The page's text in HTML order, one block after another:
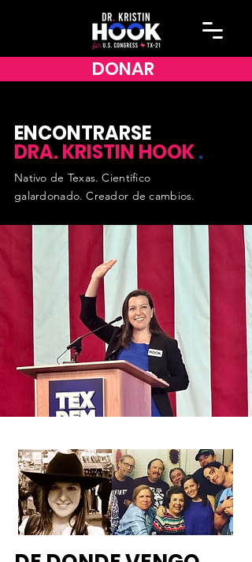
DONAR
ENCONTRARSE
DRA.KRISTIN HOOK.
Nativo de Texas. Científico
galardonado. Creador de cambios.